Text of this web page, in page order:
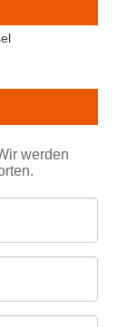
werden